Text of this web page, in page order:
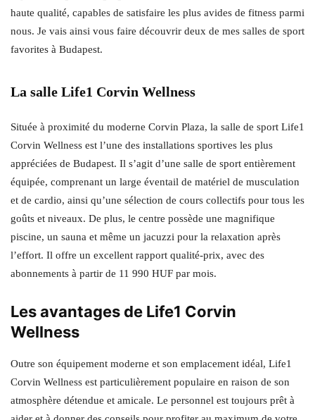
haute qualité, capables de satisfaire les plus avides de fitness parmi
nous. Je vais ainsi vous faire découvrir deux de mes salles de sport
favorites à Budapest.
La salle Life1 Corvin Wellness
Située à proximité du moderne Corvin Plaza, la salle de sport Life1
Corvin Wellness est l’une des installations sportives les plus
appréciées de Budapest. Il s’agit d’une salle de sport entièrement
équipée, comprenant un large éventail de matériel de musculation
et de cardio, ainsi qu’une sélection de cours collectifs pour tous les
goûts et niveaux. De plus, le centre possède une magnifique
piscine, un sauna et même un jacuzzi pour la relaxation après
l’effort. Il offre un excellent rapport qualité-prix, avec des
abonnements à partir de 11 990 HUF par mois.
Les avantages de Life1 Corvin
Wellness
Outre son équipement moderne et son emplacement idéal, Life1
Corvin Wellness est particulièrement populaire en raison de son
atmosphère détendue et amicale. Le personnel est toujours prêt à